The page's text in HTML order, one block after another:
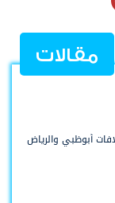
مقالات
أبوظبي والرياض